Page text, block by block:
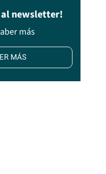
al newsletter!
más
MÁS